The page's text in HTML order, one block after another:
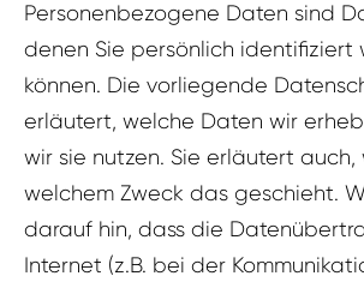
Personenbezogene Daten sind
denen Sie persönlich identifiziert
können. Die vorliegende
erläutert, welche Daten wir
wir sie nutzen. Sie erläutert auch,
welchem Zweck das geschieht.
darauf hin, dass die
Internet (z.B. bei der